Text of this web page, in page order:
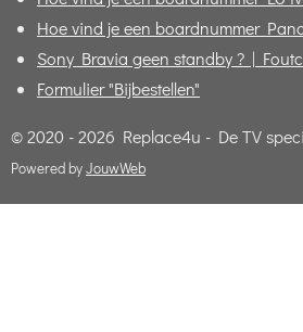
Hoe vind je een boardnummer
Sony Bravia geen standby ? |
Formulier "Bijbestellen"
© 2020 - 2026 Replace4u - De TV
Powered byJouwWeb